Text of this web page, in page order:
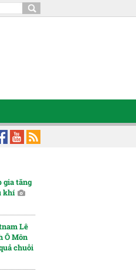
Từ khát vọng tìm lửa đến nền
gia tăng
khí
Lê
Ô Môn
chuỗi